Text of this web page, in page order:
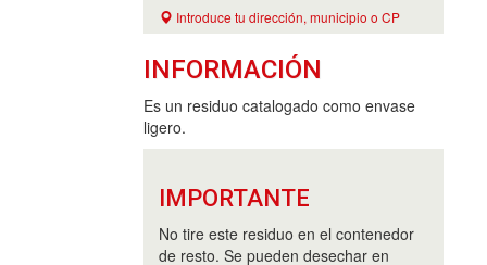
Introduce tu dirección, municipio o CP
INFORMACIÓN
Es un residuo catalogado como envase
ligero.
IMPORTANTE
No tire este residuo en el contenedor
de resto. Se pueden desechar en